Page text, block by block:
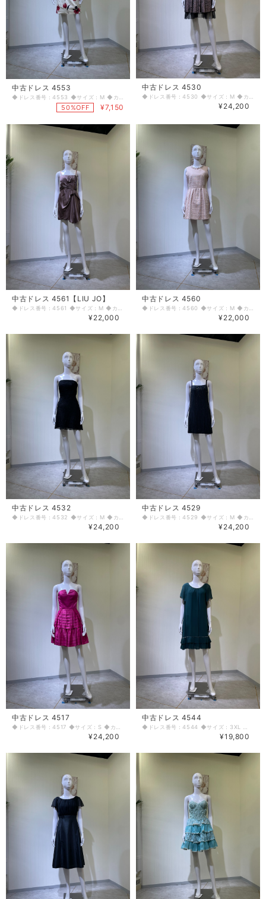
中古ドレス 4553
50%OFF ¥7,150
中古ドレス 4530
◆ドレス番号：4530 ◆サイズ：M ◆カラー：ブラック ピンク ◆ランク：B ※平置きサイズ寸法 着丈：前中心から 前76cm 後ろ74.5cm バスト：3cm ウエスト：32cm ヒップ： 50cm～ 〈生地感〉 ＝＝＝＝＝＝＝＝＝＝＝＝＝＝＝＝ 伸縮性：若干あり 厚み：普通 ＝＝＝＝＝＝＝＝＝＝＝＝＝＝＝＝ その他 左脇ファスナー 胸パッドあり 肩紐使用感あり ＝＝＝＝＝＝＝＝＝＝＝＝＝＝＝＝ ◆マネキンサイズ 本体（H） 178cm バスト 78cm ウエスト 59cm ヒップ 87cm ◆ランクについて A・・・汚れやダメージがない、またはあっても目立たないきれいなもの B・・・着用感が少なく、汚れやダメージが気にならないもの C・・・着用感があり、汚れやダメージがみられるもの D・・・汚れやダメージが目立つもの 【返品・交換について】 COCODE kitashinchiでは、商品はリサイクル品ですので些少な汚れ・シミ等による返品、返金、交換はお断りさせていただいております。 なお、掲載商品は厳重な商品チェックの上、シミ・汚れ等があれば商品詳細に記載してあります。また、リサイクル品の特性上、初期付属品が揃っていない場合もございます。取り外し可能な付属品は、「付属品」欄に記載しております。 詳細をよくお読みいただき、ご了承の上ご注文ください。気になることがありましたら、ご注文前にお問い合わせください。 商品詳細に記載しているシミ・汚れ等についての値引き交渉等も応じかねますのでご了承ください。 イメージ違い・サイズ違いなど、お客様都合による返品・返金・交換はお断りさせていただいておりますので、ご了承の上ご注文ください。 【商品に不具合があった場合 】 商品到着時に、万が一商品に不具合を発見された場合は、お手数ですが到着後7日以内にe-mailもしくは、お電話にてご連絡ください。 ご連絡後、お品物は7日以内に弊社までご返送いただきますよう、ご協力をお願いいたします。 基本的にリサイクル商品の一点物となるため、交換はできません。弊社にて修理が不可能な場合は、送料弊社負担で、返品とさせていただきます。商品到着後7日を超えた場合は、不具合による修理・返品は応じかねます。予めご了承ください。
¥24,200
中古ドレス 4561【LIU JO】
¥22,000
中古ドレス 4560
¥22,000
中古ドレス 4532
◆ドレス番号：4532 ◆サイズ：M ◆カラー：ブラック ◆ランク：B ※平置きサイズ寸法 着丈：前中心から70cm バスト：36cm(背中の編み上げで調整可能) ウエスト：31cm ヒップ： 40cm 〈生地感〉 ＝＝＝＝＝＝＝＝＝＝＝＝＝＝＝＝ 伸縮性：なし 厚み：普通 ＝＝＝＝＝＝＝＝＝＝＝＝＝＝＝＝ その他 左脇ファスナー 使用感あり ＝＝＝＝＝＝＝＝＝＝＝＝＝＝＝＝ ◆マネキンサイズ 本体（H） 178cm バスト 78cm ウエスト 59cm ヒップ 87cm ◆ランクについて A・・・汚れやダメージがない、またはあっても目立たないきれいなもの B・・・着用感が少なく、汚れやダメージが気にならないもの C・・・着用感があり、汚れやダメージがみられるもの D・・・汚れやダメージが目立つもの 【返品・交換について】 COCODE kitashinchiでは、商品はリサイクル品ですので些少な汚れ・シミ等による返品、返金、交換はお断りさせていただいております。 なお、掲載商品は厳重な商品チェックの上、シミ・汚れ等があれば商品詳細に記載してあります。また、リサイクル品の特性上、初期付属品が揃っていない場合もございます。取り外し可能な付属品は、「付属品」欄に記載しております。 詳細をよくお読みいただき、ご了承の上ご注文ください。気になることがありましたら、ご注文前にお問い合わせください。 商品詳細に記載しているシミ・汚れ等についての値引き交渉等も応じかねますのでご了承ください。 イメージ違い・サイズ違いなど、お客様都合による返品・返金・交換はお断りさせていただいておりますので、ご了承の上ご注文ください。 【商品に不具合があった場合 】 商品到着時に、万が一商品に不具合を発見された場合は、お手数ですが到着後7日以内にe-mailもしくは、お電話にてご連絡ください。 ご連絡後、お品物は7日以内に弊社までご返送いただきますよう、ご協力をお願いいたします。 基本的にリサイクル商品の一点物となるため、交換はできません。弊社にて修理が不可能な場合は、送料弊社負担で、返品とさせていただきます。商品到着後7日を超えた場合は、不具合による修理・返品は応じかねます。予めご了承ください。
¥24,200
中古ドレス 4529
◆ドレス番号：4529 ◆サイズ：M ◆カラー：ブラック ◆ランク：C ※平置きサイズ寸法 着丈：84cm バスト：36cm ウエスト：37cm ヒップ： 42cm 〈生地感〉 ＝＝＝＝＝＝＝＝＝＝＝＝＝＝＝＝ 伸縮性：なし 厚み：若干あり ＝＝＝＝＝＝＝＝＝＝＝＝＝＝＝＝ その他 左脇ファスナー 色あせあり AH茶色ビーズほつれあり ＝＝＝＝＝＝＝＝＝＝＝＝＝＝＝＝ ◆マネキンサイズ 本体（H） 178cm バスト 78cm ウエスト 59cm ヒップ 87cm ◆ランクについて A・・・汚れやダメージがない、またはあっても目立たないきれいなもの B・・・着用感が少なく、汚れやダメージが気にならないもの C・・・着用感があり、汚れやダメージがみられるもの D・・・汚れやダメージが目立つもの 【返品・交換について】 COCODE kitashinchiでは、商品はリサイクル品ですので些少な汚れ・シミ等による返品、返金、交換はお断りさせていただいております。 なお、掲載商品は厳重な商品チェックの上、シミ・汚れ等があれば商品詳細に記載してあります。また、リサイクル品の特性上、初期付属品が揃っていない場合もございます。取り外し可能な付属品は、「付属品」欄に記載しております。 詳細をよくお読みいただき、ご了承の上ご注文ください。気になることがありましたら、ご注文前にお問い合わせください。 商品詳細に記載しているシミ・汚れ等についての値引き交渉等も応じかねますのでご了承ください。 イメージ違い・サイズ違いなど、お客様都合による返品・返金・交換はお断りさせていただいておりますので、ご了承の上ご注文ください。 【商品に不具合があった場合 】 商品到着時に、万が一商品に不具合を発見された場合は、お手数ですが到着後7日以内にe-mailもしくは、お電話にてご連絡ください。 ご連絡後、お品物は7日以内に弊社までご返送いただきますよう、ご協力をお願いいたします。 基本的にリサイクル商品の一点物となるため、交換はできません。弊社にて修理が不可能な場合は、送料弊社負担で、返品とさせていただきます。商品到着後7日を超えた場合は、不具合による修理・返品は応じかねます。予めご了承ください。
¥24,200
中古ドレス 4517
◆ドレス番号：4517 ◆サイズ：S ◆カラー：ピンク ◆ランク：A ※平置きサイズ寸法 着丈：バスト上より70cm バスト：36cm ウエスト：30.5cm ヒップ： 48cm～ 〈生地感〉 ＝＝＝＝＝＝＝＝＝＝＝＝＝＝＝＝ 伸縮性：なし 厚み：あり ＝＝＝＝＝＝＝＝＝＝＝＝＝＝＝＝ その他 左脇ファスナー ＝＝＝＝＝＝＝＝＝＝＝＝＝＝＝＝ ◆マネキンサイズ 本体（H） 178cm バスト 78cm ウエスト 59cm ヒップ 87cm ◆ランクについて A・・・汚れやダメージがない、またはあっても目立たないきれいなもの B・・・着用感が少なく、汚れやダメージが気にならないもの C・・・着用感があり、汚れやダメージがみられるもの D・・・汚れやダメージが目立つもの 【返品・交換について】 COCODE kitashinchiでは、商品はリサイクル品ですので些少な汚れ・シミ等による返品、返金、交換はお断りさせていただいております。 なお、掲載商品は厳重な商品チェックの上、シミ・汚れ等があれば商品詳細に記載してあります。また、リサイクル品の特性上、初期付属品が揃っていない場合もございます。取り外し可能な付属品は、「付属品」欄に記載しております。 詳細をよくお読みいただき、ご了承の上ご注文ください。気になることがありましたら、ご注文前にお問い合わせください。 商品詳細に記載しているシミ・汚れ等についての値引き交渉等も応じかねますのでご了承ください。 イメージ違い・サイズ違いなど、お客様都合による返品・返金・交換はお断りさせていただいておりますので、ご了承の上ご注文ください。 【商品に不具合があった場合 】 商品到着時に、万が一商品に不具合を発見された場合は、お手数ですが到着後7日以内にe-mailもしくは、お電話にてご連絡ください。 ご連絡後、お品物は7日以内に弊社までご返送いただきますよう、ご協力をお願いいたします。 基本的にリサイクル商品の一点物となるため、交換はできません。弊社にて修理が不可能な場合は、送料弊社負担で、返品とさせていただきます。商品到着後7日を超えた場合は、不具合による修理・返品は応じかねます。予めご了承ください。
¥24,200
中古ドレス 4544
◆ドレス番号：4544 ◆サイズ：3XL ◆カラー：グリーン ◆ランク：A ※平置きサイズ寸法 着丈：93cm バスト：46.5cm ウエスト：47cm ヒップ： 50cm 〈生地感〉 ＝＝＝＝＝＝＝＝＝＝＝＝＝＝＝＝ 伸縮性：若干あり 厚み：薄手 ＝＝＝＝＝＝＝＝＝＝＝＝＝＝＝＝ その他 背中ファスナー ＝＝＝＝＝＝＝＝＝＝＝＝＝＝＝＝ ◆マネキンサイズ 本体（H） 178cm バスト 78cm ウエスト 59cm ヒップ 87cm ◆ランクについて A・・・汚れやダメージがない、またはあっても目立たないきれいなもの B・・・着用感が少なく、汚れやダメージが気にならないもの C・・・着用感があり、汚れやダメージがみられるもの D・・・汚れやダメージが目立つもの 【返品・交換について】 COCODE kitashinchiでは、商品はリサイクル品ですので些少な汚れ・シミ等による返品、返金、交換はお断りさせていただいております。 なお、掲載商品は厳重な商品チェックの上、シミ・汚れ等があれば商品詳細に記載してあります。また、リサイクル品の特性上、初期付属品が揃っていない場合もございます。取り外し可能な付属品は、「付属品」欄に記載しております。 詳細をよくお読みいただき、ご了承の上ご注文ください。気になることがありましたら、ご注文前にお問い合わせください。 商品詳細に記載しているシミ・汚れ等についての値引き交渉等も応じかねますのでご了承ください。 イメージ違い・サイズ違いなど、お客様都合による返品・返金・交換はお断りさせていただいておりますので、ご了承の上ご注文ください。 【商品に不具合があった場合 】 商品到着時に、万が一商品に不具合を発見された場合は、お手数ですが到着後7日以内にe-mailもしくは、お電話にてご連絡ください。 ご連絡後、お品物は7日以内に弊社までご返送いただきますよう、ご協力をお願いいたします。 基本的にリサイクル商品の一点物となるため、交換はできません。弊社にて修理が不可能な場合は、送料弊社負担で、返品とさせていただきます。商品到着後7日を超えた場合は、不具合による修理・返品は応じかねます。予めご了承ください。
¥19,800